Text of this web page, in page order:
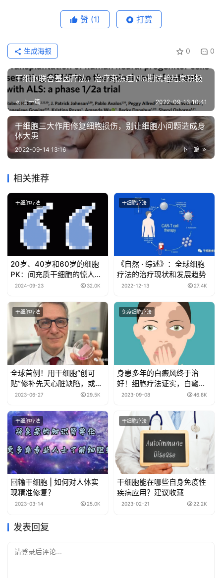
赞 (1) 打赏
0 0
生成海报
干细胞联合基因疗法，治疗渐冻症I/IIa期试验结果积极
上一篇 2022-09-13 10:41
干细胞三大作用修复细胞损伤，别让细胞小问题造成身
体大患
下一篇
2022-09-14 13:16
相关推荐
干细胞疗法
20岁、40岁和60岁的细胞
PK：间充质干细胞的惊人区
别2024-09-23 32.0K
干细胞疗法
《自然 · 综述》：全球细胞
疗法的治疗现状和发展趋势
2022-12-13 27.4K
干细胞疗法
全球首例！用干细胞“创可
贴”修补先天心脏缺陷，或能
一次实现永久修复
2023-06-27 29.5K
免疫细胞疗法
身患多年的白癜风终于治
好！细胞疗法证实，白癜风
并非无药可治
2023-09-08 46.8K
干细胞疗法
回输干细胞 | 如何对人体实
现精准修复？
2023-03-14 25.0K
干细胞疗法
干细胞能在哪些自身免疫性
疾病应用？建议收藏
2023-02-21 22.2K
发表回复
请登录后评论...